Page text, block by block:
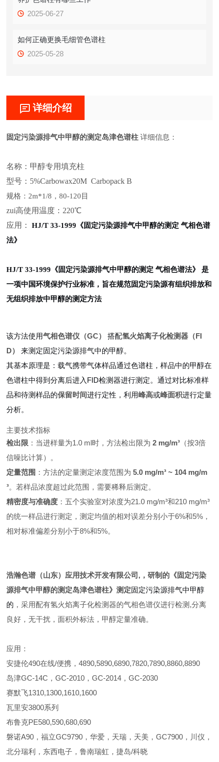
2025-06-27
如何正确更换毛细管色谱柱
2025-05-28
详细介绍
固定污染源排气中甲醇的测定岛津色谱柱 详细信息：
名称： 甲醇专用填充柱
型号： 5%Carbowax20M Carbopack B
规格： 2m*1/8，80-120目
zui高使用温度： 220℃
应用：
HJ/T 33-1999《固定污染源排气中甲醇的测定 气相色谱
法》
HJ/T 33-1999《固定污染源排气中甲醇的测定 气相色谱法》
是
一项中国环境保护行业标准，旨在规范固定污染源有组织排放和
无组织排放中甲醇的测定方法
该方法使用气相色谱仪（GC） 搭配氢火焰离子化检测器（FI
D）
来测定固定污染源排气中的甲醇。
其基本原理是：载气携带气体样品通过色谱柱，样品中的甲醇在
色谱柱中得到分离后进入FID检测器进行测定。通过对比标准样
品和待测样品的保留时间进行定性，利用峰高或峰面积进行定量
分析。
主要技术指标
检出限 ：当进样量为1.0 ml时，方法检出限为2 mg/m³ （按3倍
信噪比计算）。
定量范围 ：方法的定量测定浓度范围为5.0 mg/m³ ~ 104 mg/m
³。若样品浓度超过此范围，需要稀释后测定。
精密度与准确度 ：五个实验室对浓度为21.0 mg/m³和210 mg/m³
的统一样品进行测定，测定均值的相对误差分别小于6%和5%，
相对标准偏差分别小于8%和5%。
浩瀚色谱（山东）应用技术开发有限公司,，研制的《固定污染
源排气中甲醇的测定岛津色谱柱》测定固定污染源排气中甲醇
的 ，采用配有氢火焰离子化检测器的气相色谱仪进行检测,分离
良好，无干扰，面积外标法，甲醇定量准确。
应用：
安捷伦490在线/便携，4890,5890,6890,7820,7890,8860,8890
岛津GC-14C，GC-2010，GC-2014，GC-2030
赛默飞1310,1300,1610,1600
瓦里安3800系列
布鲁克PE580,590,680,690
磐诺A90，福立GC9790，华爱，天瑞，天美，GC7900，川仪，
北分瑞利，东西电子，鲁南瑞虹，捷岛/科晓